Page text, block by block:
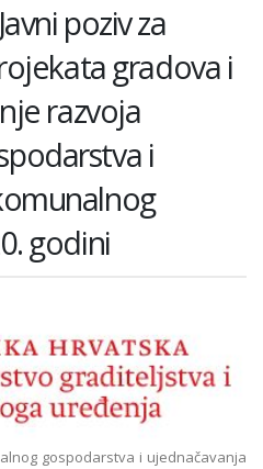
poziv za
gradova i
razvoja
i
godini
gospodarstva i ujednačavanja